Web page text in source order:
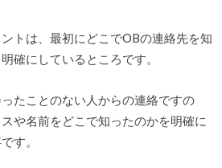
トは、最初にどこでOBの連絡先を知
確にしているところです。
たことのない人からの連絡ですの
や名前をどこで知ったのかを明確に
す。